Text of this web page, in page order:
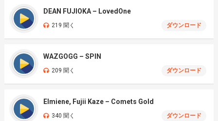
DEAN FUJIOKA – LovedOne
219 聞く ダウンロード
WAZGOGG – SPIN
209 聞く ダウンロード
Elmiene, Fujii Kaze – Comets Gold
340 聞く ダウンロード